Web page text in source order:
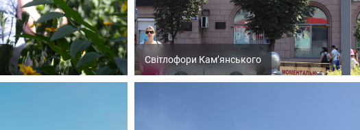
Світлофори Кам’янського